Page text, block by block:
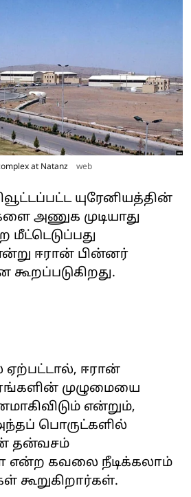
at Natanz web
யுரேனியத்தின்
அணுக முடியாது
ஈரான் பின்னர்
கூறப்படுகிறது.
ஈரான்
முழுமையை
என்றும்,
பொருட்களில்
தன்வசம்
என்ற கவலை நீடிக்கலாம்
கூறுகிறார்கள்.